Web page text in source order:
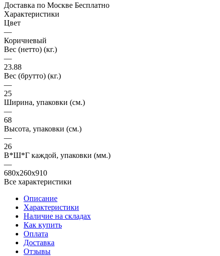
Доставка по Москве Бесплатно
Характеристики
Цвет
—
Коричневый
Вес (нетто) (кг.)
—
23.88
Вес (брутто) (кг.)
—
25
Ширина, упаковки (cм.)
—
68
Высота, упаковки (cм.)
—
26
В*Ш*Г каждой, упаковки (мм.)
—
680x260x910
Все характеристики
Описание
Характеристики
Наличие на складах
Как купить
Оплата
Доставка
Отзывы